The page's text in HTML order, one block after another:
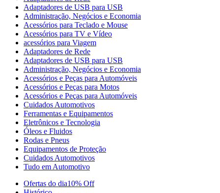
Adaptadores de USB para USB
Administração, Negócios e Economia
Acessórios para Teclado e Mouse
Acessórios para TV e Vídeo
acessórios para Viagem
Adaptadores de Rede
Adaptadores de USB para USB
Administração, Negócios e Economia
Acessórios e Peças para Automóveis
Acessórios e Peças para Motos
Acessórios e Peças para Automóveis
Cuidados Automotivos
Ferramentas e Equipamentos
Eletrônicos e Tecnologia
Óleos e Fluidos
Rodas e Pneus
Equipamentos de Proteção
Cuidados Automotivos
Tudo em Automotivo
Ofertas do dia10% Off